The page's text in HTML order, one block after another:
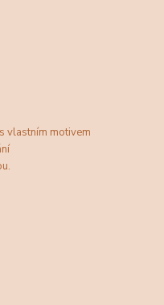
vlastním motivem